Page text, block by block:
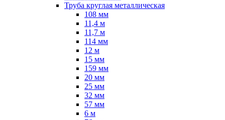
Труба круглая металлическая
108 мм
11,4 м
11,7 м
114 мм
12 м
15 мм
159 мм
20 мм
25 мм
32 мм
57 мм
6 м